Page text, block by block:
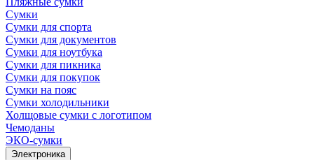
Сумки
Сумки для спорта
Сумки для документов
Сумки для ноутбука
Сумки для пикника
Сумки для покупок
Сумки на пояс
Сумки холодильники
Холщовые сумки с логотипом
Чемоданы
ЭКО-сумки
Электроника